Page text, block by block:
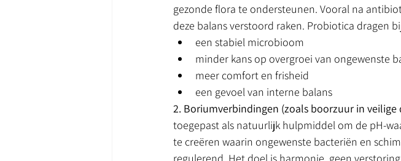
gezonde flora te ondersteunen. Vooral na
deze balans verstoord raken. Probiotica dragen
een stabiel microbioom
minder kans op overgroei van ongewenste
meer comfort en frisheid
een gevoel van interne balans
2. Boriumverbindingen (zoals boorzuur in veilige
toegepast als natuurlijk hulpmiddel om de pH-
te creëren waarin ongewenste bacteriën en
regulerend. Het doel is harmonie, geen verstoring.